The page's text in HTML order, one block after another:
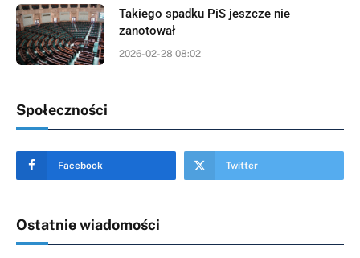
Takiego spadku PiS jeszcze nie
zanotował
2026-02-28 08:02
Społeczności
Facebook Twitter
Ostatnie wiadomości